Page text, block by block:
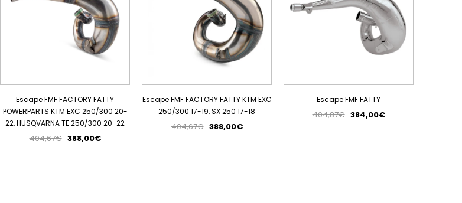
Escape FMF FACTORY FATTY
POWERPARTS KTM EXC 250/300 20-
22, HUSQVARNA TE 250/300 20-22
404,67€ 388,00€
Escape FMF FACTORY FATTY KTM EXC
250/300 17-19, SX 250 17-18
404,67€ 388,00€
Escape FMF FATTY
404,87€ 384,00€